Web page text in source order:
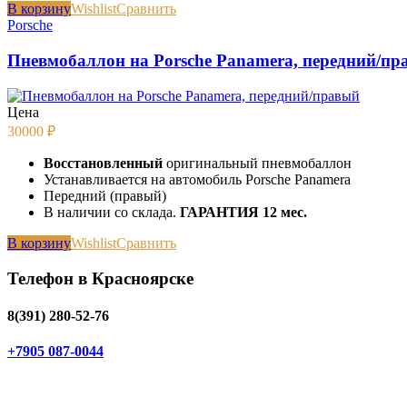
В корзинуWishlistСравнить
Porsche
Пневмобаллон на Porsche Panamera, передний/
Цена
30000 ₽
Восстановленный оригинальный пневмобаллон
Устанавливается на автомобиль Porsche Panamera
Передний (правый)
В наличии со склада. ГАРАНТИЯ 12 мес.
В корзинуWishlistСравнить
Телефон в Красноярске
8(391) 280-52-76
+7905 087-0044